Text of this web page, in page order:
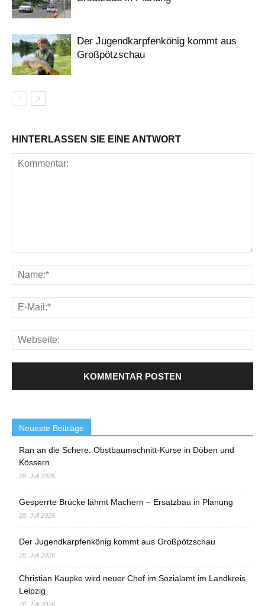
Der Jugendkarpfenkönig kommt aus
Großpötzschau
HINTERLASSEN SIE EINE ANTWORT
Neueste Beiträge
Ran an die Schere: Obstbaumschnitt-Kurse in Döben und
Kössern
28. Juli 2026
Gesperrte Brücke lähmt Machern – Ersatzbau in Planung
28. Juli 2026
Der Jugendkarpfenkönig kommt aus Großpötzschau
28. Juli 2026
Christian Kaupke wird neuer Chef im Sozialamt im Landkreis
Leipzig
28. Juli 2026